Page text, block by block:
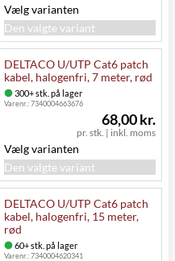
Vælg varianten
Den valgte variant
DELTACO U/UTP Cat6 patch
kabel, halogenfri, 7 meter, rød
300+ stk. på lager
Varenr.:7340004663676
pr. stk. | inkl. moms
68,00 kr.
Vælg varianten
Den valgte variant
DELTACO U/UTP Cat6 patch
kabel, halogenfri, 15 meter,
rød
60+ stk. på lager
Varenr.:7340004620341